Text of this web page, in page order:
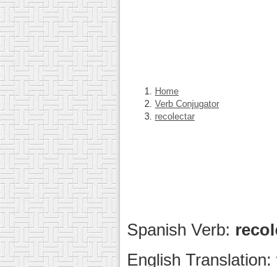
Home
Verb Conjugator
recolectar
Spanish Verb:
English Translation: